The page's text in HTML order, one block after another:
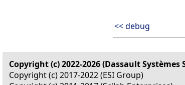
<< debug
Copyright (c) 2022-2026 (Dassault Systèmes
Copyright (c) 2017-2022 (ESI Group)